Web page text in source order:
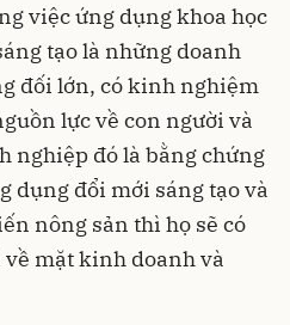
việc ứng dụng khoa học
tạo là những doanh
đối lớn, có kinh nghiệm
lực về con người và
nghiệp đó là bằng chứng
dụng đổi mới sáng tạo và
nông sản thì họ sẽ có
mặt kinh doanh và